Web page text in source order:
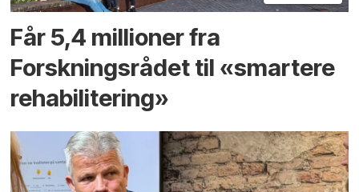
Får 5,4 millioner fra
Forskningsrådet til «smartere
rehabilitering»